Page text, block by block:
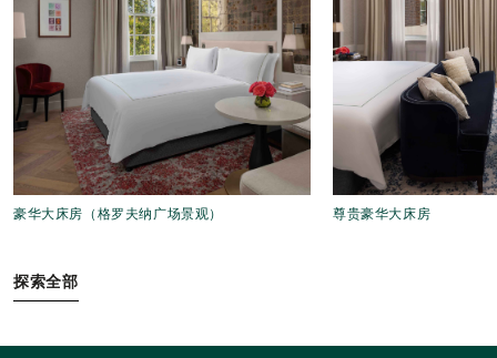
豪华大床房（格罗夫纳广场景观） 尊贵豪华大床房
探索全部